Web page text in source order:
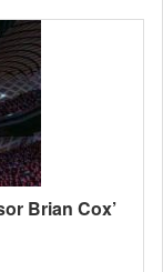
Brian Cox’